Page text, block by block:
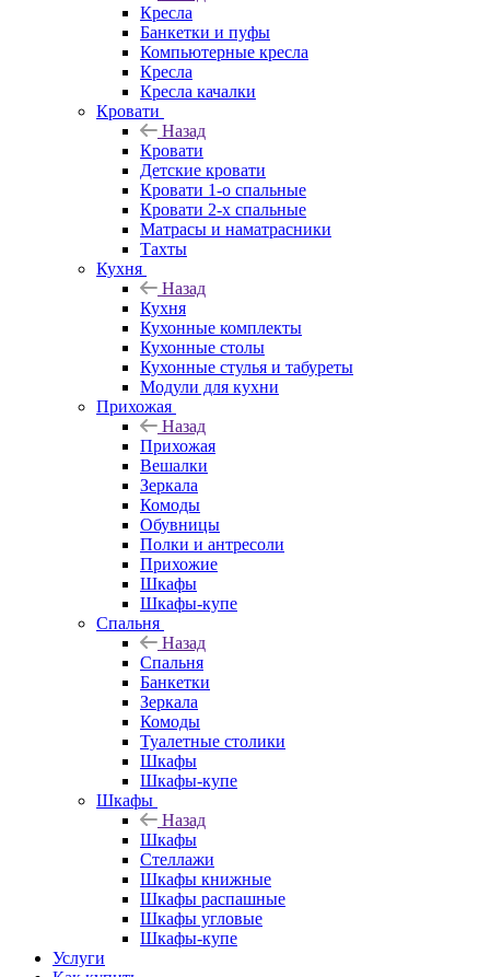
Кресла
Банкетки и пуфы
Компьютерные кресла
Кресла
Кресла качалки
Кровати
Назад
Кровати
Детские кровати
Кровати 1-о спальные
Кровати 2-х спальные
Матрасы и наматрасники
Тахты
Кухня
Назад
Кухня
Кухонные комплекты
Кухонные столы
Кухонные стулья и табуреты
Модули для кухни
Прихожая
Назад
Прихожая
Вешалки
Зеркала
Комоды
Обувницы
Полки и антресоли
Прихожие
Шкафы
Шкафы-купе
Спальня
Назад
Спальня
Банкетки
Зеркала
Комоды
Туалетные столики
Шкафы
Шкафы-купе
Шкафы
Назад
Шкафы
Стеллажи
Шкафы книжные
Шкафы распашные
Шкафы угловые
Шкафы-купе
Услуги